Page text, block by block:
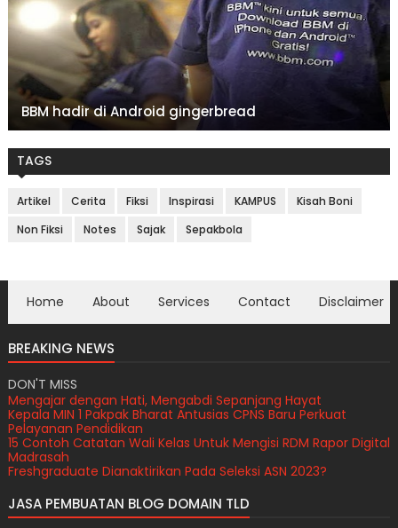
BBM hadir di Android gingerbread
TAGS
Artikel Cerita Fiksi Inspirasi KAMPUS
Kisah Boni
Non Fiksi
Notes Sajak Sepakbola
Home About Services Contact Disclaimer
BREAKING NEWS
DON'T MISS
Mengajar dengan Hati, Mengabdi Sepanjang Hayat
Kepala MIN 1 Pakpak Bharat Antusias CPNS Baru Perkuat
Pelayanan Pendidikan
15 Contoh Catatan Wali Kelas Untuk Mengisi RDM Rapor Digital
Madrasah
Freshgraduate Dianaktirikan Pada Seleksi ASN 2023?
JASA PEMBUATAN BLOG DOMAIN TLD